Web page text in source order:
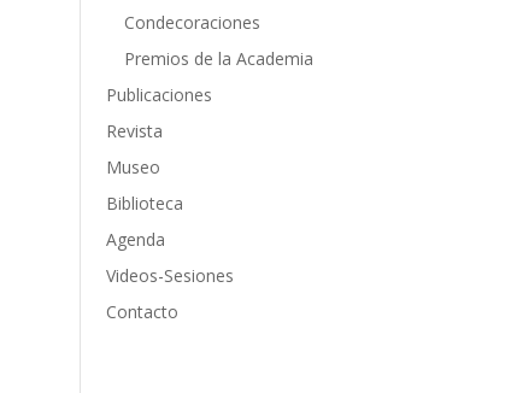
Condecoraciones
Premios de la Academia
Publicaciones
Revista
Museo
Biblioteca
Agenda
Videos-Sesiones
Contacto